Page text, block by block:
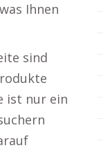
Ihnen
sind
ist nur ein